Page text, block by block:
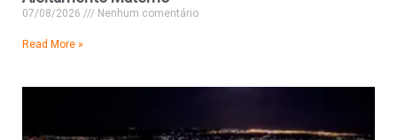
07/08/2026 Nenhum comentário
Read More »